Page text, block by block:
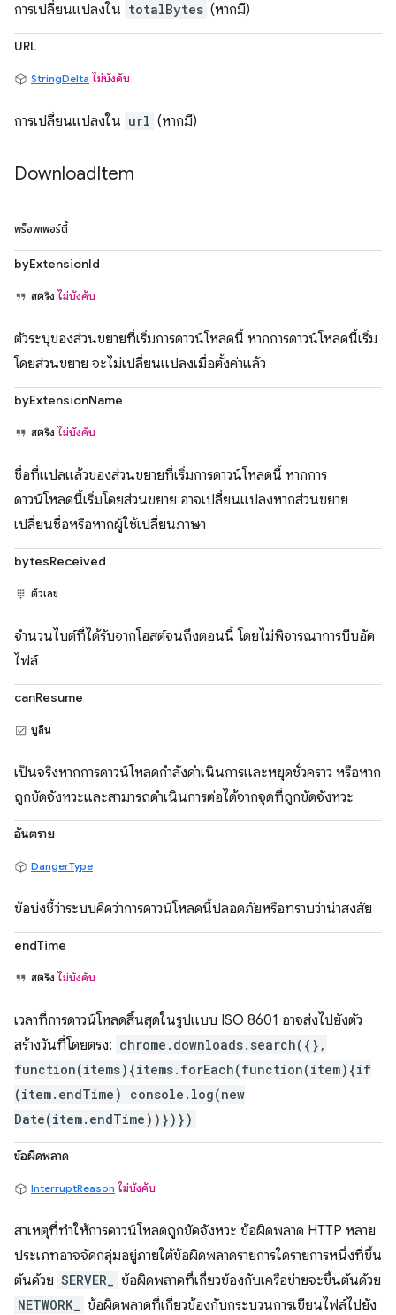
การเปลี่ยนแปลงใน totalBytes (หากมี)
URL
StringDelta ไม่บังคับ
การเปลี่ยนแปลงใน url (หากมี)
DownloadItem
พร็อพเพอร์ตี้
byExtensionId
สตริง ไม่บังคับ
ตัวระบุของส่วนขยายที่เริ่มการดาวน์โหลดนี้ หากการดาวน์โหลดนี้เริ่ม
โดยส่วนขยาย จะไม่เปลี่ยนแปลงเมื่อตั้งค่าแล้ว
byExtensionName
สตริง ไม่บังคับ
ชื่อที่แปลแล้วของส่วนขยายที่เริ่มการดาวน์โหลดนี้ หากการ
ดาวน์โหลดนี้เริ่มโดยส่วนขยาย อาจเปลี่ยนแปลงหากส่วนขยาย
เปลี่ยนชื่อหรือหากผู้ใช้เปลี่ยนภาษา
bytesReceived
ตัวเลข
จำนวนไบต์ที่ได้รับจากโฮสต์จนถึงตอนนี้ โดยไม่พิจารณาการบีบอัด
ไฟล์
canResume
บูลีน
เป็นจริงหากการดาวน์โหลดกำลังดำเนินการและหยุดชั่วคราว หรือหาก
ถูกขัดจังหวะและสามารถดำเนินการต่อได้จากจุดที่ถูกขัดจังหวะ
อันตราย
DangerType
ข้อบ่งชี้ว่าระบบคิดว่าการดาวน์โหลดนี้ปลอดภัยหรือทราบว่าน่าสงสัย
endTime
สตริง ไม่บังคับ
เวลาที่การดาวน์โหลดสิ้นสุดในรูปแบบ ISO 8601 อาจส่งไปยังตัว
สร้างวันที่โดยตรง: chrome.downloads.search({},
function(items){items.forEach(function(item){if
(item.endTime) console.log(new
Date(item.endTime))})})
ข้อผิดพลาด
InterruptReason ไม่บังคับ
สาเหตุที่ทำให้การดาวน์โหลดถูกขัดจังหวะ ข้อผิดพลาด HTTP หลาย
ประเภทอาจจัดกลุ่มอยู่ภายใต้ข้อผิดพลาดรายการใดรายการหนึ่งที่ขึ้น
ต้นด้วย SERVER_ ข้อผิดพลาดที่เกี่ยวข้องกับเครือข่ายจะขึ้นต้นด้วย
NETWORK_ ข้อผิดพลาดที่เกี่ยวข้องกับกระบวนการเขียนไฟล์ไปยัง